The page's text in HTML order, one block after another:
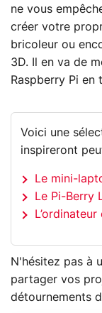
ne vous
créer votre
bricoleur ou
3D. Il en va de
Raspberry Pi
Voici une
inspireront
Le mini-
Le Pi-Berry
N'hésitez pas à
partager vos
détournements